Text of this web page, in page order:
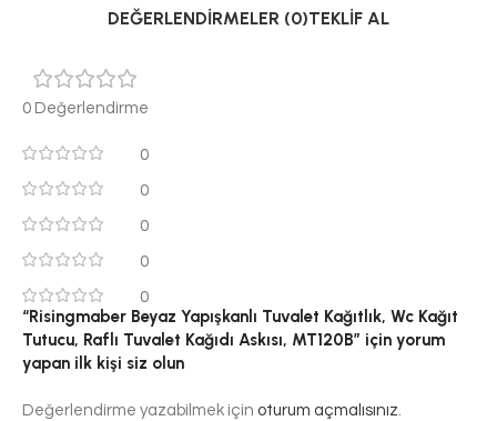
DEĞERLENDIRMELER (0)TEKLIF AL
0 Değerlendirme
0
0
0
0
0
“Risingmaber Beyaz Yapışkanlı Tuvalet Kağıtlık, Wc Kağıt
Tutucu, Raflı Tuvalet Kağıdı Askısı, MT120B” için yorum
yapan ilk kişi siz olun
Değerlendirme yazabilmek için oturum açmalısınız.